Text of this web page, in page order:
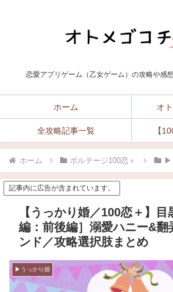
恋愛アプリゲーム（乙女ゲーム）の攻略や感
ホーム オ
全攻略記事一覧 【
ホーム ボルテージ100恋＋ ▶︎
記事内に広告が含まれています。
【うっかり婚／100恋＋】
編：前後編］溺愛ハニー&翻
ンド／攻略選択肢まとめ
▶︎うっかり婚